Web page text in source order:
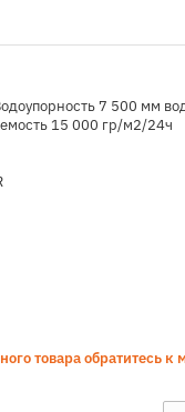
7 500 мм
15 000 гр/м2/24ч
товара обратитесь к